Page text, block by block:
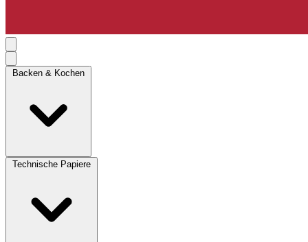
Backen & Kochen
Technische Papiere